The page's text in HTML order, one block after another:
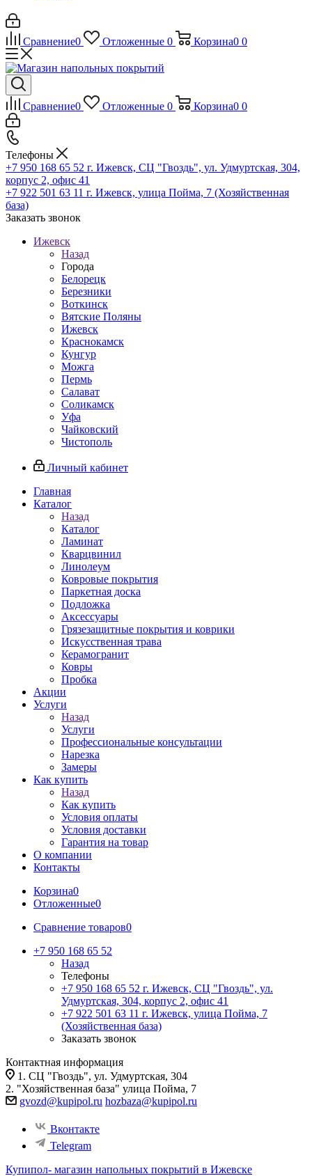
Сравнение0 Отложенные 0 Корзина0 0
Сравнение0 Отложенные 0 Корзина0 0
Телефоны
+7 950 168 65 52 г. Ижевск, СЦ "Гвоздь", ул. Удмуртская, 304,
корпус 2, офис 41
+7 922 501 63 11 г. Ижевск, улица Пойма, 7 (Хозяйственная
база)
Заказать звонок
Ижевск
Назад
Города
Белорецк
Березники
Воткинск
Вятские Поляны
Ижевск
Краснокамск
Кунгур
Можга
Пермь
Салават
Соликамск
Уфа
Чайковский
Чистополь
Личный кабинет
Главная
Каталог
Назад
Каталог
Ламинат
Кварцвинил
Линолеум
Ковровые покрытия
Паркетная доска
Подложка
Аксессуары
Грязезащитные покрытия и коврики
Искусственная трава
Керамогранит
Ковры
Пробка
Акции
Услуги
Назад
Услуги
Профессиональные консультации
Нарезка
Замеры
Как купить
Назад
Как купить
Условия оплаты
Условия доставки
Гарантия на товар
О компании
Контакты
Корзина0
Отложенные0
Сравнение товаров0
+7 950 168 65 52
Назад
Телефоны
+7 950 168 65 52 г. Ижевск, СЦ "Гвоздь", ул.
Удмуртская, 304, корпус 2, офис 41
+7 922 501 63 11 г. Ижевск, улица Пойма, 7
(Хозяйственная база)
Заказать звонок
Контактная информация
1. СЦ "Гвоздь", ул. Удмуртская, 304
2. "Хозяйственная база" улица Пойма, 7
gvozd@kupipol.ru hozbaza@kupipol.ru
Вконтакте
Telegram
Купипол- магазин напольных покрытий в Ижевске